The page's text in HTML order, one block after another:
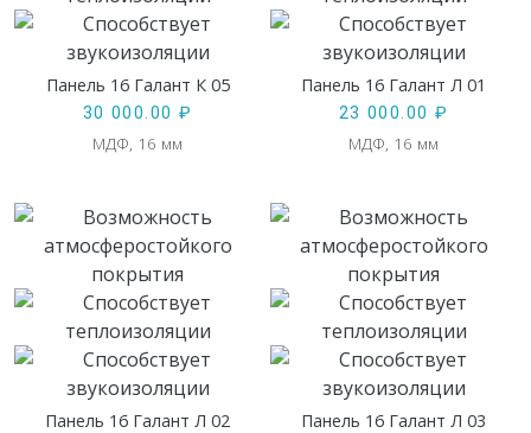
Панель 16 Галант К 05
30 000.00 ₽
МДФ, 16 мм
Панель 16 Галант Л 01
23 000.00 ₽
МДФ, 16 мм
Панель 16 Галант Л 02 Панель 16 Галант Л 03